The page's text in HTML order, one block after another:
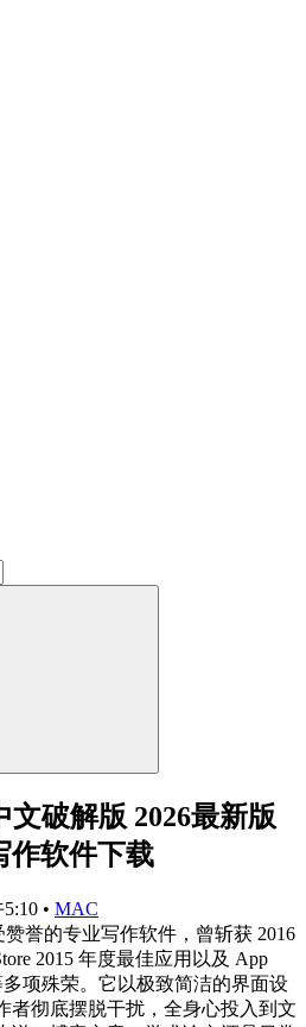
文破解版 2026最新版
作软件下载
• MAC
赞誉的专业写作软件，曾斩获 2016
2015 年度最佳应用以及 App
多项殊荣。它以极致简洁的界面设
者彻底摆脱干扰，全身心投入到文